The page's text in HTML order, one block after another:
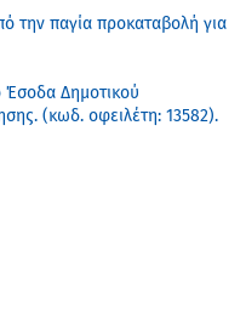
την παγία προκαταβολή για
Δημοτικού
(κωδ. οφειλέτη: 13582).